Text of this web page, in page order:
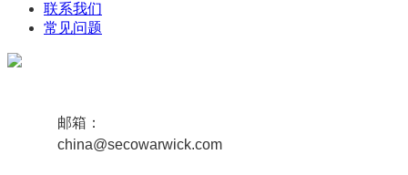
联系我们
常见问题
邮箱：
china@secowarwick.com